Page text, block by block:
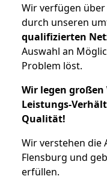
Wir verfügen
durch unseren
qualifizierten
Auswahl an
Problem löst.
Wir legen
Leistungs-
Qualität!
Wir verstehen die
Flensburg und
erfüllen.